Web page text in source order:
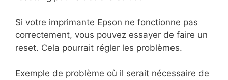
Si votre imprimante Epson ne fonctionne pas
correctement, vous pouvez essayer de faire un
reset. Cela pourrait régler les problèmes.
Exemple de problème où il serait nécessaire de